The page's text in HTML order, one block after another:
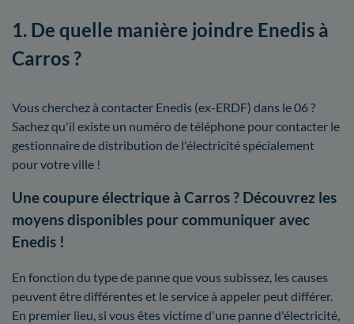
1. De quelle manière joindre Enedis à
Carros ?
Vous cherchez à contacter Enedis (ex-ERDF) dans le 06 ?
Sachez qu'il existe un numéro de téléphone pour contacter le
gestionnaire de distribution de l'électricité spécialement
pour votre ville !
Une coupure électrique à Carros ? Découvrez les
moyens disponibles pour communiquer avec
Enedis !
En fonction du type de panne que vous subissez, les causes
peuvent être différentes et le service à appeler peut différer.
En premier lieu, si vous êtes victime d'une panne d'électricité,